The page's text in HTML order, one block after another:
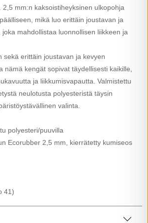
2,5 mm:n kaksoistiheyksinen ulkopohja
mikä luo erittäin joustavan ja
joka mahdollistaa luonnollisen liikkeen ja
sekä erittäin joustavan ja kevyen
nämä kengät sopivat täydellisesti kaikille,
ja liikkumisvapautta. Valmistettu
neulotusta polyesteristä täysin
valinta.
polyesteri/puuvilla
Ecorubber 2,5 mm, kierrätetty kumiseos
41)